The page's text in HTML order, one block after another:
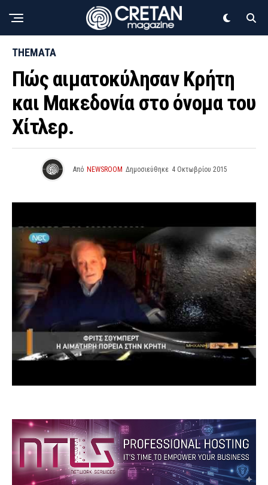
THEMATA
Πώς αιµατοκύλησαν Κρήτη
και Μακεδονία στο όνομα του
Χίτλερ.
Από NEWSROOM Δημοσιεύθηκε 4 Οκτωβρίου 2015